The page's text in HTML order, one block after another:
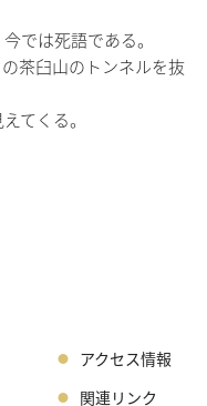
では死語である。
茶臼山のトンネルを抜
てくる。
アクセス情報
関連リンク